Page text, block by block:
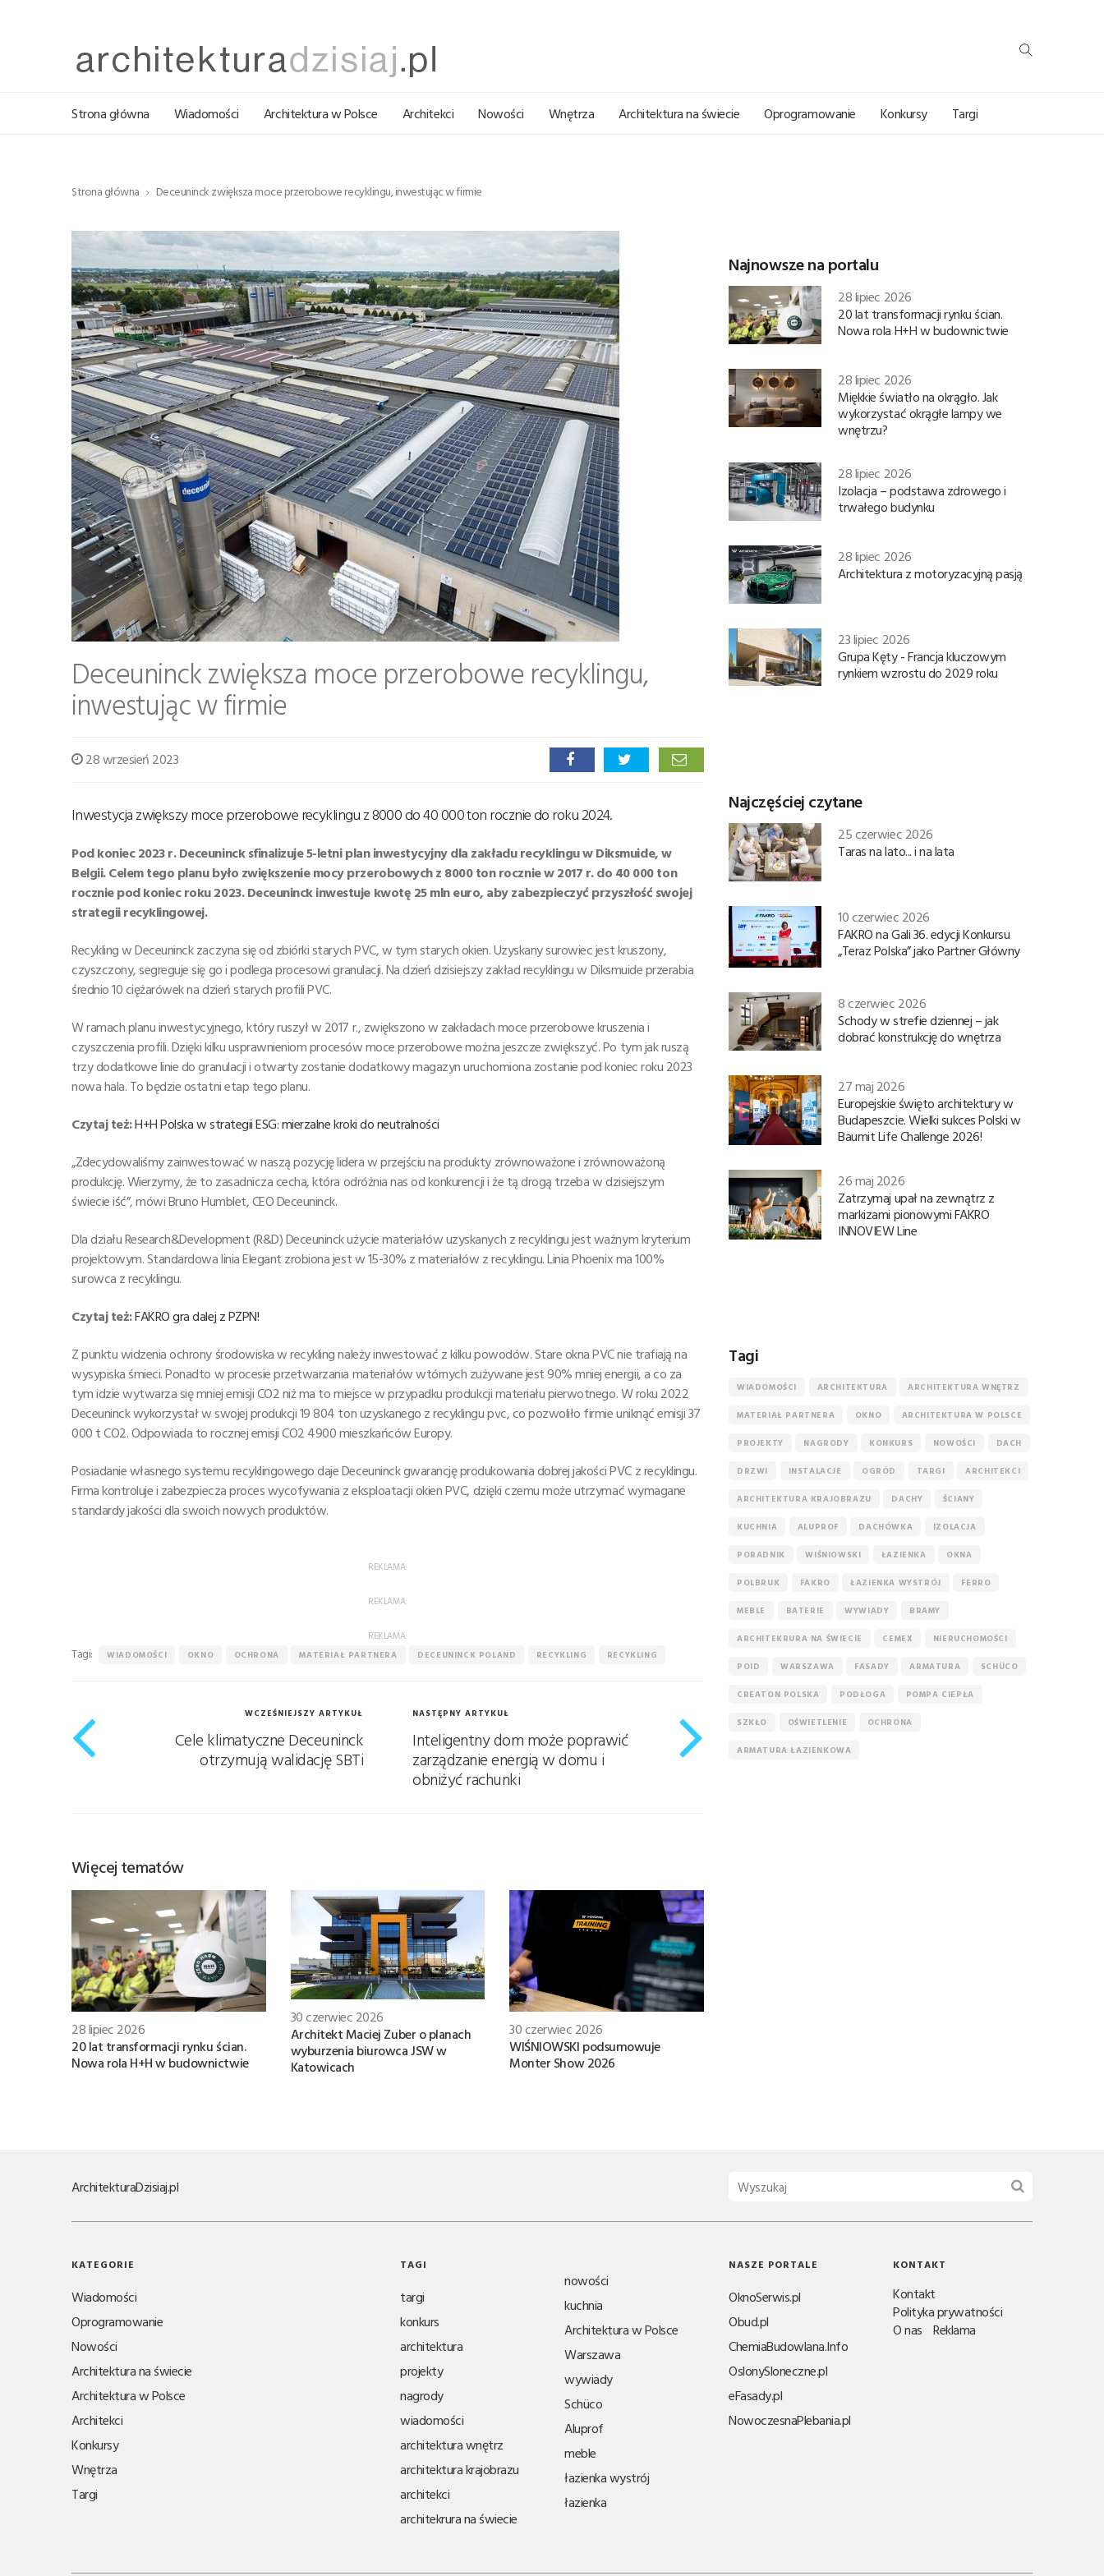
Strona główna Wiadomości Architektura w Polsce Architekci Nowości Wnętrza Architektura na świecie Oprogramowanie Konkursy Targi
Strona główna Deceuninck zwiększa moce przerobowe recyklingu, inwestując w firmie
Deceuninck zwiększa moce przerobowe recyklingu,
inwestując w firmie
28 wrzesień 2023
Inwestycja zwiększy moce przerobowe recyklingu z 8000 do 40 000 ton rocznie do roku 2024.
Pod koniec 2023 r. Deceuninck sfinalizuje 5-letni plan inwestycyjny dla zakładu recyklingu w Diksmuide, w
Belgii. Celem tego planu było zwiększenie mocy przerobowych z 8000 ton rocznie w 2017 r. do 40 000 ton
rocznie pod koniec roku 2023. Deceuninck inwestuje kwotę 25 mln euro, aby zabezpieczyć przyszłość swojej
strategii recyklingowej.
Recykling w Deceuninck zaczyna się od zbiórki starych PVC, w tym starych okien. Uzyskany surowiec jest kruszony,
czyszczony, segreguje się go i podlega procesowi granulacji. Na dzień dzisiejszy zakład recyklingu w Diksmuide przerabia
średnio 10 ciężarówek na dzień starych profili PVC.
W ramach planu inwestycyjnego, który ruszył w 2017 r., zwiększono w zakładach moce przerobowe kruszenia i
czyszczenia profili. Dzięki kilku usprawnieniom procesów moce przerobowe można jeszcze zwiększyć. Po tym jak ruszą
trzy dodatkowe linie do granulacji i otwarty zostanie dodatkowy magazyn uruchomiona zostanie pod koniec roku 2023
nowa hala. To będzie ostatni etap tego planu.
Czytaj też:H+H Polska w strategii ESG: mierzalne kroki do neutralności
„Zdecydowaliśmy zainwestować w naszą pozycję lidera w przejściu na produkty zrównoważone i zrównoważoną
produkcję. Wierzymy, że to zasadnicza cecha, która odróżnia nas od konkurencji i że tą drogą trzeba w dzisiejszym
świecie iść”, mówi Bruno Humblet, CEO Deceuninck.
Dla działu Research&Development (R&D) Deceuninck użycie materiałów uzyskanych z recyklingu jest ważnym kryterium
projektowym. Standardowa linia Elegant zrobiona jest w 15-30% z materiałów z recyklingu. Linia Phoenix ma 100%
surowca z recyklingu.
Czytaj też:FAKRO gra dalej z PZPN!
Z punktu widzenia ochrony środowiska w recykling należy inwestować z kilku powodów. Stare okna PVC nie trafiają na
wysypiska śmieci. Ponadto w procesie przetwarzania materiałów wtórnych zużywane jest 90% mniej energii, a co za
tym idzie wytwarza się mniej emisji CO2 niż ma to miejsce w przypadku produkcji materiału pierwotnego. W roku 2022
Deceuninck wykorzystał w swojej produkcji 19 804 ton uzyskanego z recyklingu pvc, co pozwoliło firmie uniknąć emisji 37
000 t CO2. Odpowiada to rocznej emisji CO2 4900 mieszkańców Europy.
Posiadanie własnego systemu recyklingowego daje Deceuninck gwarancję produkowania dobrej jakości PVC z recyklingu.
Firma kontroluje i zabezpiecza proces wycofywania z eksploatacji okien PVC, dzięki czemu może utrzymać wymagane
standardy jakości dla swoich nowych produktów.
REKLAMA:
REKLAMA:
REKLAMA:
Tagi: WIADOMOŚCI OKNO OCHRONA MATERIAŁ PARTNERA DECEUNINCK POLAND RECYKLING RECYKLING
WCZEŚNIEJSZY ARTYKUŁ
Cele klimatyczne Deceuninck
otrzymują walidację SBTi
NASTĘPNY ARTYKUŁ
Inteligentny dom może poprawić
zarządzanie energią w domu i
obniżyć rachunki
Więcej tematów
28 lipiec 2026
20 lat transformacji rynku ścian.
Nowa rola H+H w budownictwie
30 czerwiec 2026
Architekt Maciej Zuber o planach
wyburzenia biurowca JSW w
Katowicach
30 czerwiec 2026
WIŚNIOWSKI podsumowuje
Monter Show 2026
Najnowsze na portalu
28 lipiec 2026
20 lat transformacji rynku ścian.
Nowa rola H+H w budownictwie
28 lipiec 2026
Miękkie światło na okrągło. Jak
wykorzystać okrągłe lampy we
wnętrzu?
28 lipiec 2026
Izolacja – podstawa zdrowego i
trwałego budynku
28 lipiec 2026
Architektura z motoryzacyjną pasją
23 lipiec 2026
Grupa Kęty - Francja kluczowym
rynkiem wzrostu do 2029 roku
Najczęściej czytane
25 czerwiec 2026
Taras na lato... i na lata
10 czerwiec 2026
FAKRO na Gali 36. edycji Konkursu
„Teraz Polska” jako Partner Główny
8 czerwiec 2026
Schody w strefie dziennej – jak
dobrać konstrukcję do wnętrza
27 maj 2026
Europejskie święto architektury w
Budapeszcie. Wielki sukces Polski w
Baumit Life Challenge 2026!
26 maj 2026
Zatrzymaj upał na zewnątrz z
markizami pionowymi FAKRO
INNOVIEW Line
Tagi
WIADOMOŚCI ARCHITEKTURA ARCHITEKTURA WNĘTRZ
MATERIAŁ PARTNERA OKNO ARCHITEKTURA W POLSCE
PROJEKTY NAGRODY KONKURS NOWOŚCI DACH
DRZWI INSTALACJE OGRÓD TARGI ARCHITEKCI
ARCHITEKTURA KRAJOBRAZU DACHY ŚCIANY
KUCHNIA ALUPROF DACHÓWKA IZOLACJA
PORADNIK WIŚNIOWSKI ŁAZIENKA OKNA
POLBRUK FAKRO ŁAZIENKA WYSTRÓJ FERRO
MEBLE BATERIE WYWIADY BRAMY
ARCHITEKRURA NA ŚWIECIE CEMEX NIERUCHOMOŚCI
POID WARSZAWA FASADY ARMATURA SCHÜCO
CREATON POLSKA PODŁOGA POMPA CIEPŁA
SZKŁO OŚWIETLENIE OCHRONA
ARMATURA ŁAZIENKOWA
ArchitekturaDzisiaj.pl
KATEGORIE
Wiadomości
Oprogramowanie
Nowości
Architektura na świecie
Architektura w Polsce
Architekci
Konkursy
Wnętrza
Targi
TAGI
targi
konkurs
architektura
projekty
nagrody
wiadomości
architektura wnętrz
architektura krajobrazu
architekci
architekrura na świecie
nowości
kuchnia
Architektura w Polsce
Warszawa
wywiady
Schüco
Aluprof
meble
łazienka wystrój
łazienka
NASZE PORTALE
OknoSerwis.pl
Obud.pl
ChemiaBudowlana.Info
OslonySloneczne.pl
eFasady.pl
NowoczesnaPlebania.pl
KONTAKT
Kontakt
Polityka prywatności
O nas Reklama